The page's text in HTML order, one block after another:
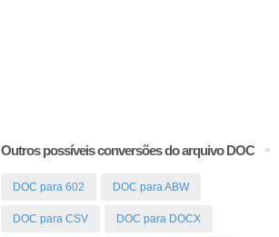
Outros possíveis conversões do arquivo DOC
DOC para 602 DOC para ABW
DOC para CSV DOC para DOCX